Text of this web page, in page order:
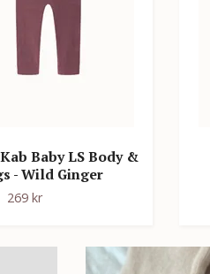
Baby LS Body &
- Wild Ginger
269 kr